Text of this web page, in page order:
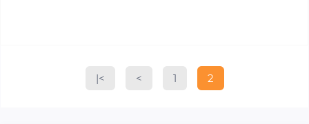
|< < 1 2